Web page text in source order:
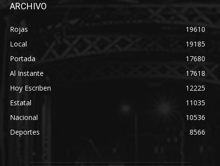
ARCHIVO
Rojas
19610
Local
19185
Portada
17680
Al Instante
17618
Hoy Escriben
12225
Estatal
11035
Nacional
10536
Deportes
8566